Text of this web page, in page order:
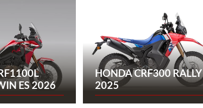
ES 2026
HONDA CRF300 RALLY
2025